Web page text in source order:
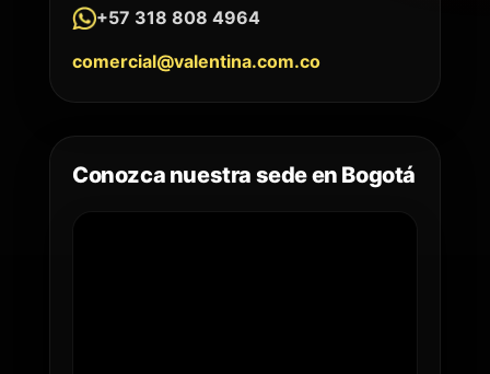
+57 318 808 4964
comercial@valentina.com.co
Conozca nuestra sede en Bogotá